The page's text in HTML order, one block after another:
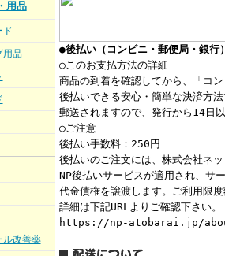
用品
ド
用品
ル改善薬
●後払い（コンビニ・郵便局・銀行）
○このお支払方法の詳細
商品の到着を確認してから、「コ
後払いできる安心・簡単な決済方
郵送されますので、発行から14日
○ご注意
後払い手数料：250円
後払いのご注文には、株式会社ネ
NP後払いサービスが適用され、サ
代金債権を譲渡します。ご利用限
詳細は下記URLよりご確認下さい。
https://np-atobarai.jp/